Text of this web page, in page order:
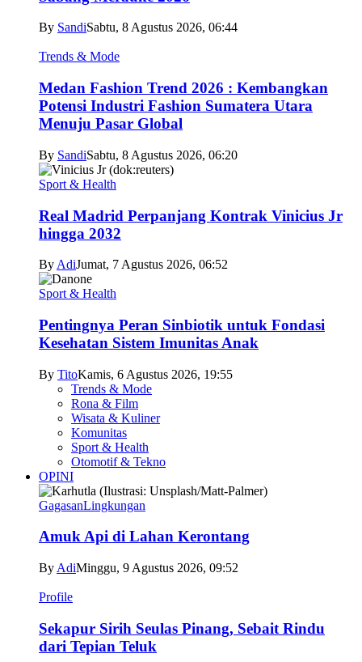
By SandiSabtu, 8 Agustus 2026, 06:44
Trends & Mode
Medan Fashion Trend 2026 : Kembangkan
Potensi Industri Fashion Sumatera Utara
Menuju Pasar Global
By SandiSabtu, 8 Agustus 2026, 06:20
Sport & Health
Real Madrid Perpanjang Kontrak Vinicius Jr
hingga 2032
By AdiJumat, 7 Agustus 2026, 06:52
Sport & Health
Pentingnya Peran Sinbiotik untuk Fondasi
Kesehatan Sistem Imunitas Anak
By TitoKamis, 6 Agustus 2026, 19:55
Trends & Mode
Rona & Film
Wisata & Kuliner
Komunitas
Sport & Health
Otomotif & Tekno
OPINI
GagasanLingkungan
Amuk Api di Lahan Kerontang
By AdiMinggu, 9 Agustus 2026, 09:52
Profile
Sekapur Sirih Seulas Pinang, Sebait Rindu
dari Tepian Teluk